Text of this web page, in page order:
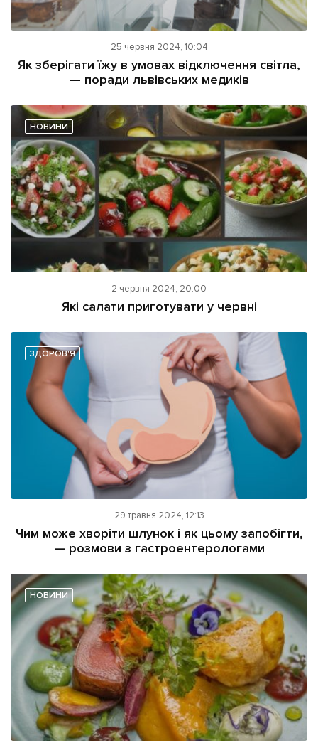
25 червня 2024, 10:04
Як зберігати їжу в умовах відключення світла,
— поради львівських медиків
НОВИНИ
2 червня 2024, 20:00
Які салати приготувати у червні
ЗДОРОВ'Я
29 травня 2024, 12:13
Чим може хворіти шлунок і як цьому запобігти,
— розмови з гастроентерологами
НОВИНИ